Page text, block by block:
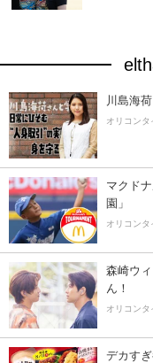
川島海
オリコンタ
マクド
園」
オリコンタ
森崎ウ
ん！
オリコンタ
デカす